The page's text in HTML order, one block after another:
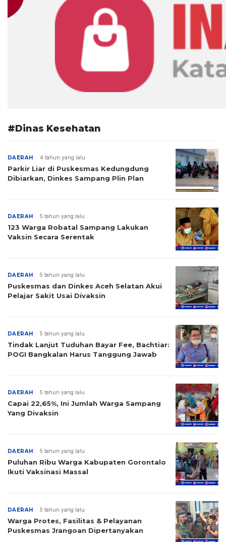
#Dinas Kesehatan
DAERAH 4 tahun yang lalu
Parkir Liar di Puskesmas Kedungdung
Dibiarkan, Dinkes Sampang Plin Plan
DAERAH 5 tahun yang lalu
123 Warga Robatal Sampang Lakukan
Vaksin Secara Serentak
DAERAH 5 tahun yang lalu
Puskesmas dan Dinkes Aceh Selatan Akui
Pelajar Sakit Usai Divaksin
DAERAH 5 tahun yang lalu
Tindak Lanjut Tuduhan Bayar Fee, Bachtiar:
POGI Bangkalan Harus Tanggung Jawab
DAERAH 5 tahun yang lalu
Capai 22,65%, Ini Jumlah Warga Sampang
Yang Divaksin
DAERAH 5 tahun yang lalu
Puluhan Ribu Warga Kabupaten Gorontalo
Ikuti Vaksinasi Massal
DAERAH 5 tahun yang lalu
Warga Protes, Fasilitas & Pelayanan
Puskesmas Jrangoan Dipertanyakan